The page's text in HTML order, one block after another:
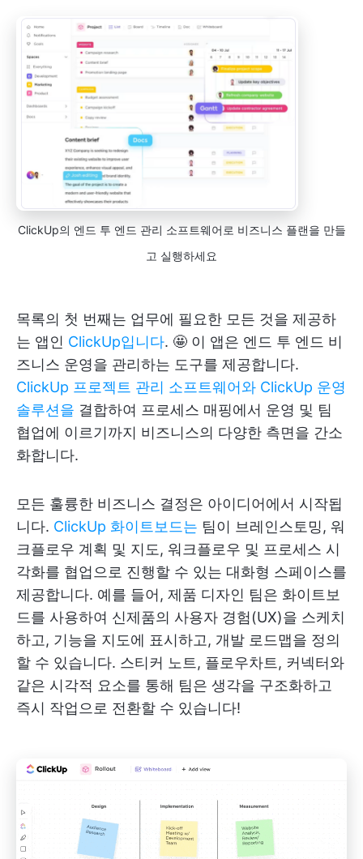
ClickUp의 엔드 투 엔드 관리 소프트웨어로 비즈니스 플랜을 만들
고 실행하세요
목록의 첫 번째는 업무에 필요한 모든 것을 제공하
는 앱인 ClickUp입니다. 🤩 이 앱은 엔드 투 엔드 비
즈니스 운영을 관리하는 도구를 제공합니다.
ClickUp 프로젝트 관리 소프트웨어와 ClickUp 운영
솔루션을 결합하여 프로세스 매핑에서 운영 및 팀
협업에 이르기까지 비즈니스의 다양한 측면을 간소
화합니다.
모든 훌륭한 비즈니스 결정은 아이디어에서 시작됩
니다. ClickUp 화이트보드는 팀이 브레인스토밍, 워
크플로우 계획 및 지도, 워크플로우 및 프로세스 시
각화를 협업으로 진행할 수 있는 대화형 스페이스를
제공합니다. 예를 들어, 제품 디자인 팀은 화이트보
드를 사용하여 신제품의 사용자 경험(UX)을 스케치
하고, 기능을 지도에 표시하고, 개발 로드맵을 정의
할 수 있습니다. 스티커 노트, 플로우차트, 커넥터와
같은 시각적 요소를 통해 팀은 생각을 구조화하고
즉시 작업으로 전환할 수 있습니다!